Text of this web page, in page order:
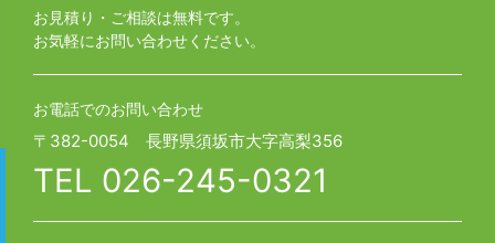
お見積り・ご相談は無料です。
お気軽にお問い合わせください。
お電話でのお問い合わせ
〒382-0054 長野県須坂市大字高梨356
TEL 026-245-0321